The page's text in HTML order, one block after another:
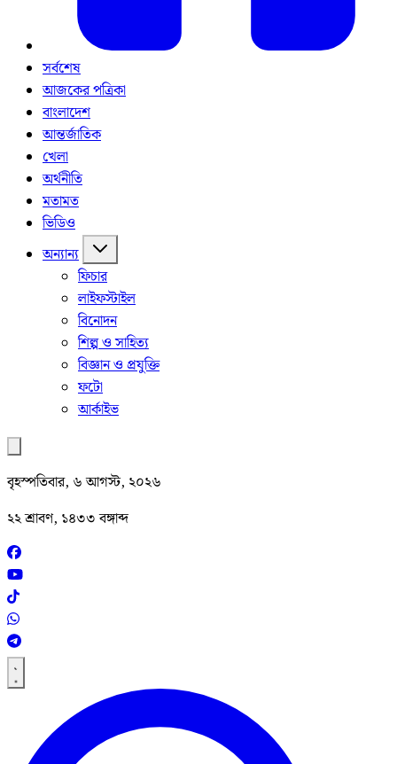
সর্বশেষ
আজকের পত্রিকা
বাংলাদেশ
আন্তর্জাতিক
খেলা
অর্থনীতি
মতামত
ভিডিও
অন্যান্য
ফিচার
লাইফস্টাইল
বিনোদন
শিল্প ও সাহিত্য
বিজ্ঞান ও প্রযুক্তি
ফটো
আর্কাইভ
বৃহস্পতিবার, ৬ আগস্ট, ২০২৬
২২ শ্রাবণ, ১৪৩৩ বঙ্গাব্দ